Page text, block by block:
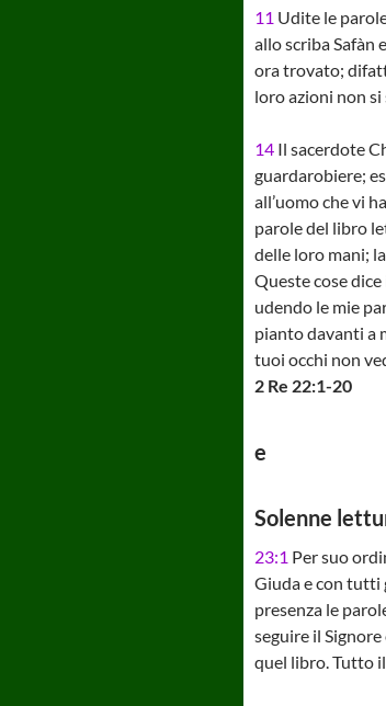
11 Udite le
allo scriba Safàn
ora trovato;
loro azioni non
14 Il sacerdote
guardarobiere;
all’uomo che vi
parole del libro
delle loro mani;
Queste cose
udendo le mie
pianto davanti a
tuoi occhi non
2 Re 22:1-20
e
Solenne
23:1 Per suo
Giuda e con tutti
presenza le
seguire il
quel libro. Tutto